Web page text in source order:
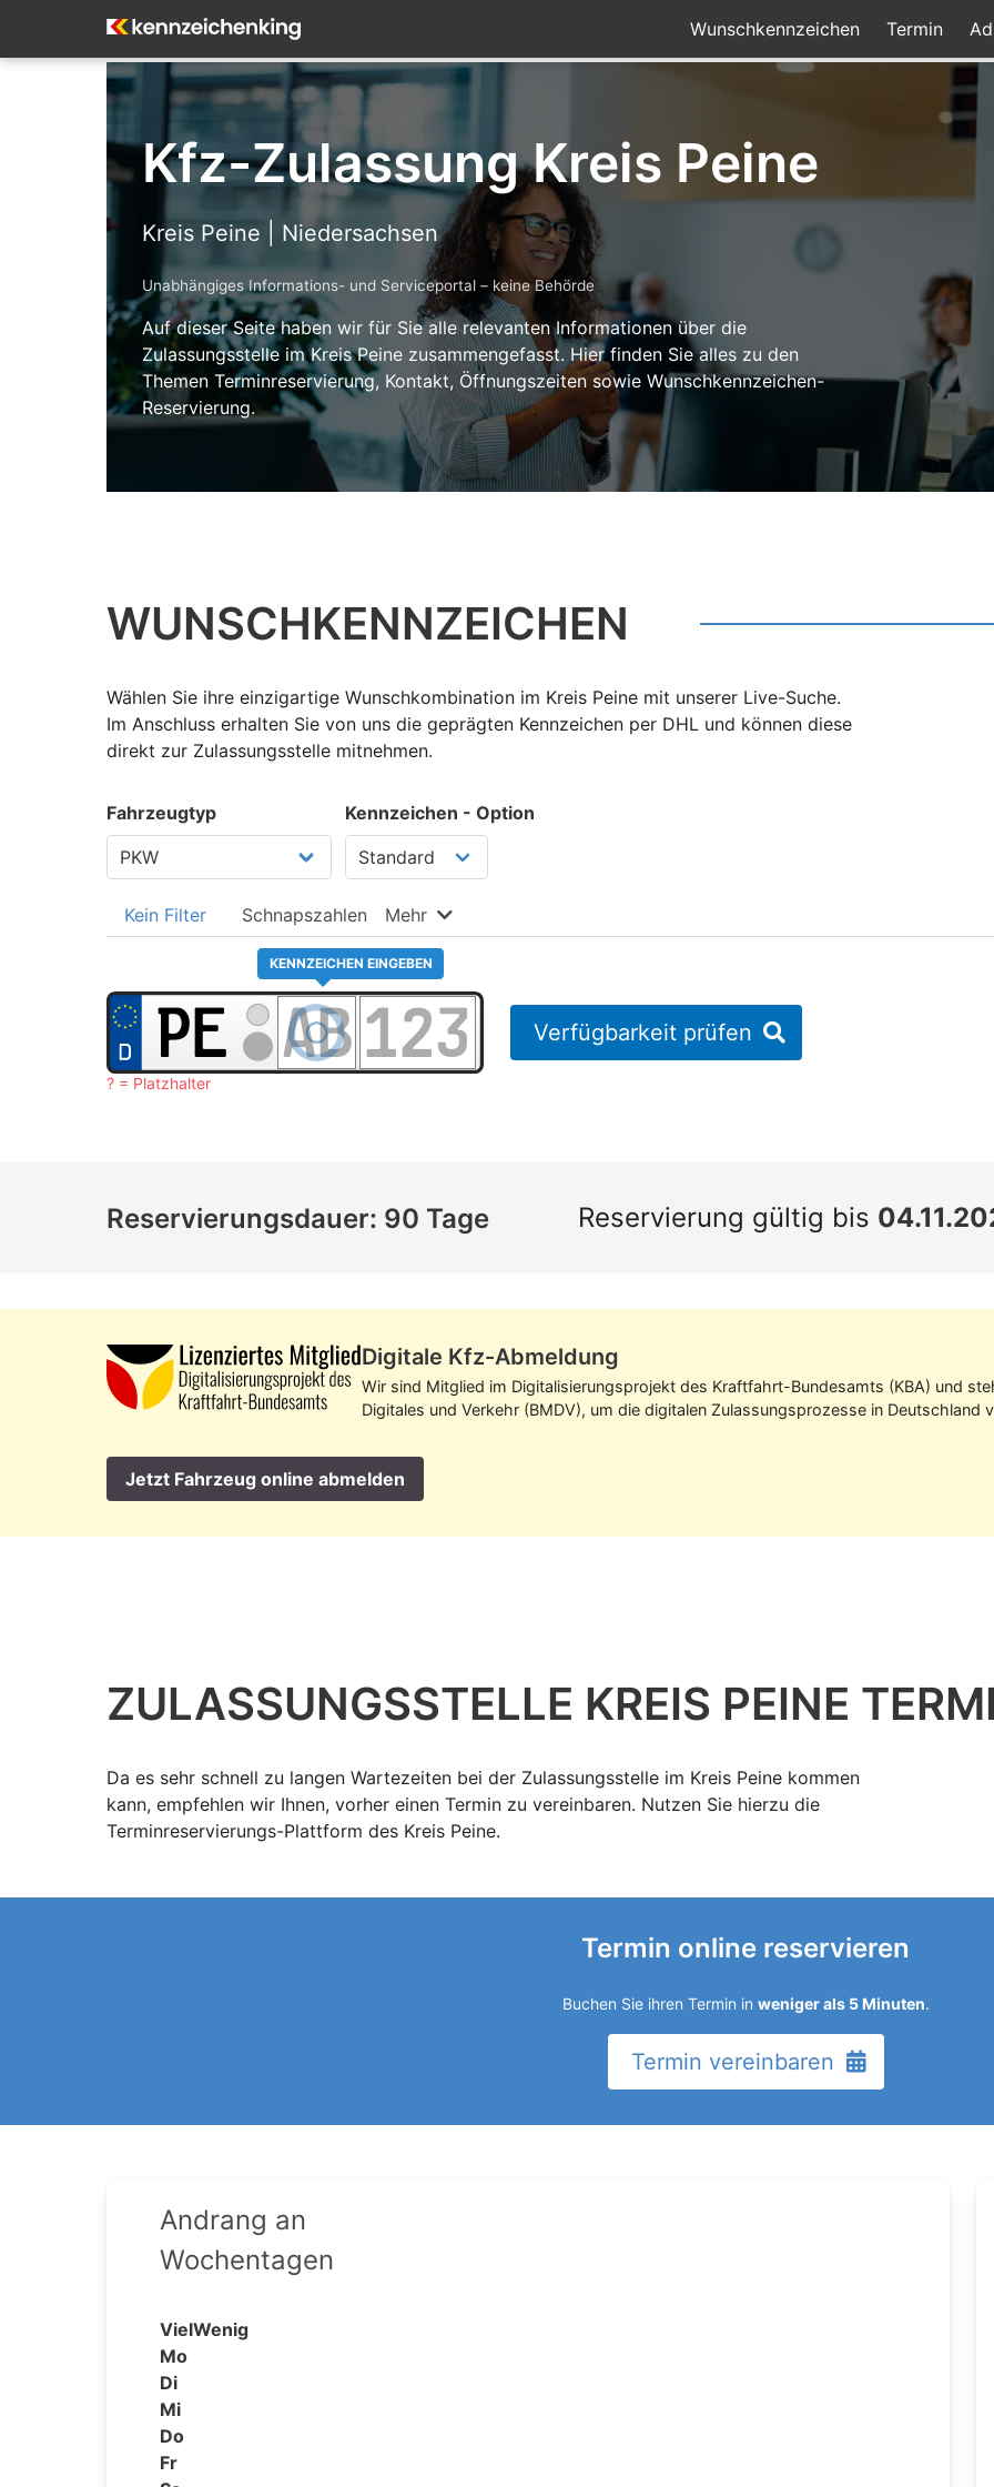
Wunschkennzeichen Termin
Kfz-Zulassung Kreis Peine
Kreis Peine | Niedersachsen
Unabhängiges Informations- und Serviceportal – keine Behörde
Auf dieser Seite haben wir für Sie alle relevanten Informationen über die
Zulassungsstelle im Kreis Peine zusammengefasst. Hier finden Sie alles zu den
Themen Terminreservierung, Kontakt, Öffnungszeiten sowie Wunschkennzeichen-
Reservierung.
WUNSCH­KENNZEICHEN
Wählen Sie ihre einzigartige Wunschkombination im Kreis Peine mit unserer Live-Suche.
Im Anschluss erhalten Sie von uns die geprägten Kennzeichen per DHL und können diese
direkt zur Zulassungsstelle mitnehmen.
Fahrzeugtyp Kennzeichen - Option
Kein Filter Schnapszahlen Mehr
KENNZEICHEN EINGEBEN
? = Platzhalter
Verfügbarkeit prüfen
Reservierungsdauer: 90 Tage Reservierung gültig bis
Digitale Kfz-Abmeldung
Wir sind Mitglied im Digitalisierungs­projekt des Kraft­fahrt-Bundes­amts (KBA) und
Digitales und Verkehr (BMDV), um die digitalen Zulassungs­prozesse in Deutschland
Jetzt Fahrzeug online abmelden
ZULASSUNGS­STELLE KREIS PEINE
Da es sehr schnell zu langen Wartezeiten bei der Zulassungsstelle im Kreis Peine kommen
kann, empfehlen wir Ihnen, vorher einen Termin zu vereinbaren. Nutzen Sie hierzu die
Terminreservierungs-Plattform des Kreis Peine.
Termin online reservieren
Buchen Sie ihren Termin in weniger als 5 Minuten.
Termin vereinbaren
Andrang an
Wochentagen
VielWenig
Mo
Di
Mi
Do
Fr